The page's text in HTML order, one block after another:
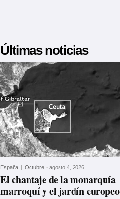
Últimas noticias
España Octubre - agosto 4, 2026
El chantaje de la monarquía
marroquí y el jardín europeo